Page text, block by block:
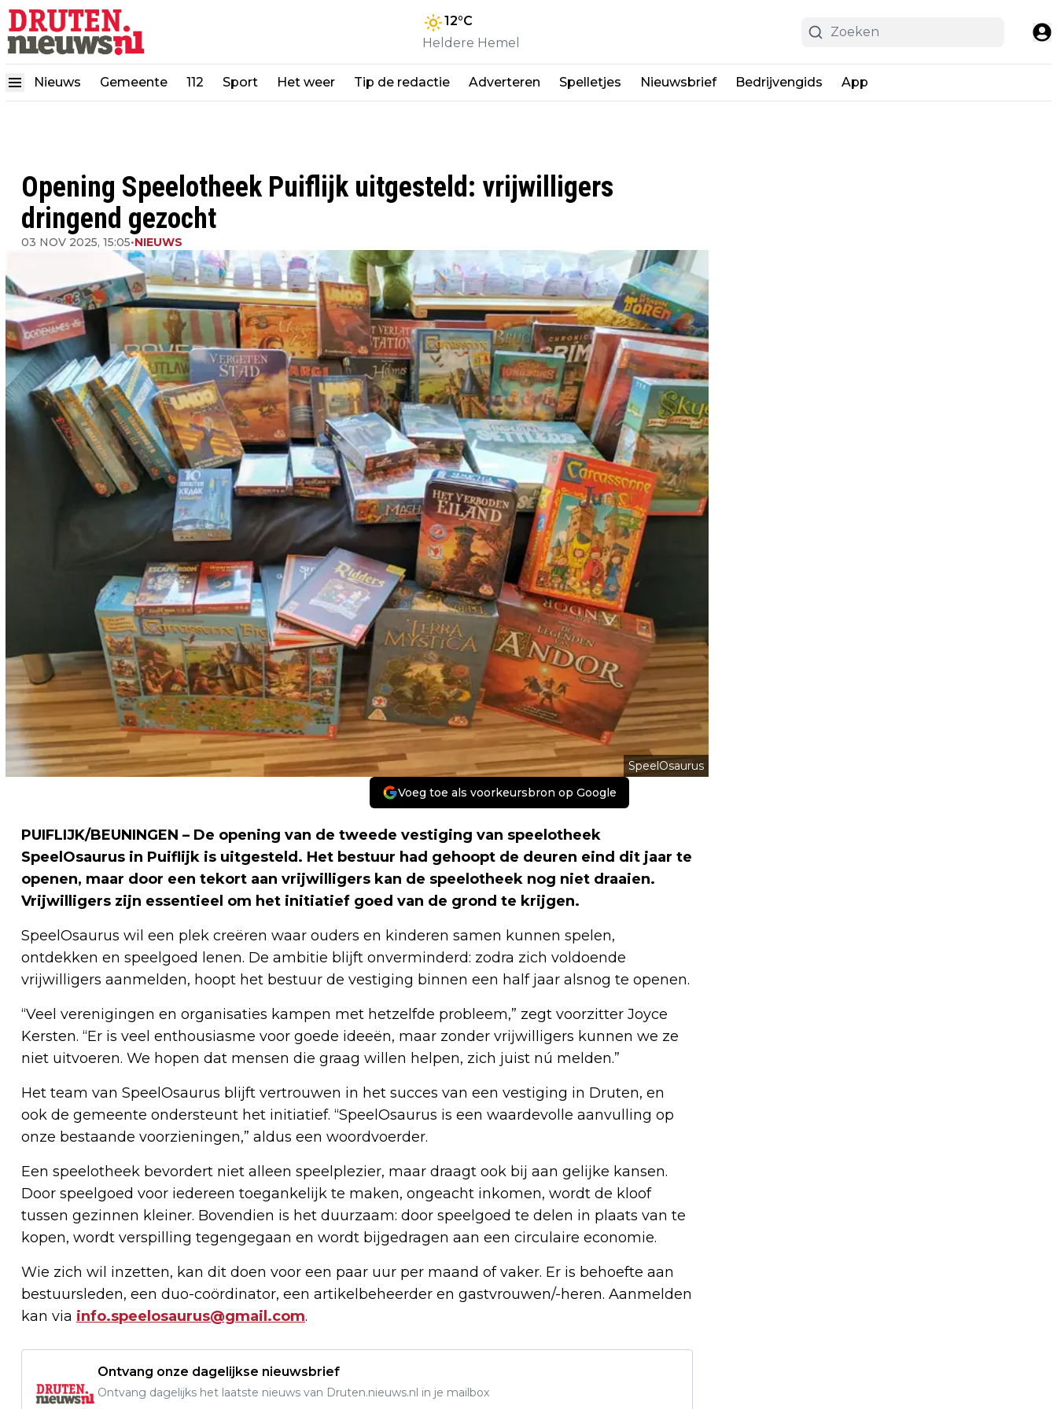
12°C
Heldere Hemel
Nieuws Gemeente 112 Sport Het weer Tip de redactie Adverteren Spelletjes Nieuwsbrief Bedrijvengids App
Opening Speelotheek Puiflijk uitgesteld: vrijwilligers
dringend gezocht
03 NOV 2025, 15:05•NIEUWS
SpeelOsaurus
Voeg toe als voorkeursbron op Google
PUIFLIJK/BEUNINGEN – De opening van de tweede vestiging van speelotheek
SpeelOsaurus in Puiflijk is uitgesteld. Het bestuur had gehoopt de deuren eind dit jaar te
openen, maar door een tekort aan vrijwilligers kan de speelotheek nog niet draaien.
Vrijwilligers zijn essentieel om het initiatief goed van de grond te krijgen.
SpeelOsaurus wil een plek creëren waar ouders en kinderen samen kunnen spelen,
ontdekken en speelgoed lenen. De ambitie blijft onverminderd: zodra zich voldoende
vrijwilligers aanmelden, hoopt het bestuur de vestiging binnen een half jaar alsnog te openen.
“Veel verenigingen en organisaties kampen met hetzelfde probleem,” zegt voorzitter Joyce
Kersten. “Er is veel enthousiasme voor goede ideeën, maar zonder vrijwilligers kunnen we ze
niet uitvoeren. We hopen dat mensen die graag willen helpen, zich juist nú melden.”
Het team van SpeelOsaurus blijft vertrouwen in het succes van een vestiging in Druten, en
ook de gemeente ondersteunt het initiatief. “SpeelOsaurus is een waardevolle aanvulling op
onze bestaande voorzieningen,” aldus een woordvoerder.
Een speelotheek bevordert niet alleen speelplezier, maar draagt ook bij aan gelijke kansen.
Door speelgoed voor iedereen toegankelijk te maken, ongeacht inkomen, wordt de kloof
tussen gezinnen kleiner. Bovendien is het duurzaam: door speelgoed te delen in plaats van te
kopen, wordt verspilling tegengegaan en wordt bijgedragen aan een circulaire economie.
Wie zich wil inzetten, kan dit doen voor een paar uur per maand of vaker. Er is behoefte aan
bestuursleden, een duo-coördinator, een artikelbeheerder en gastvrouwen/-heren. Aanmelden
kan via info.speelosaurus@gmail.com.
Ontvang onze dagelijkse nieuwsbrief
Ontvang dagelijks het laatste nieuws van Druten.nieuws.nl in je mailbox